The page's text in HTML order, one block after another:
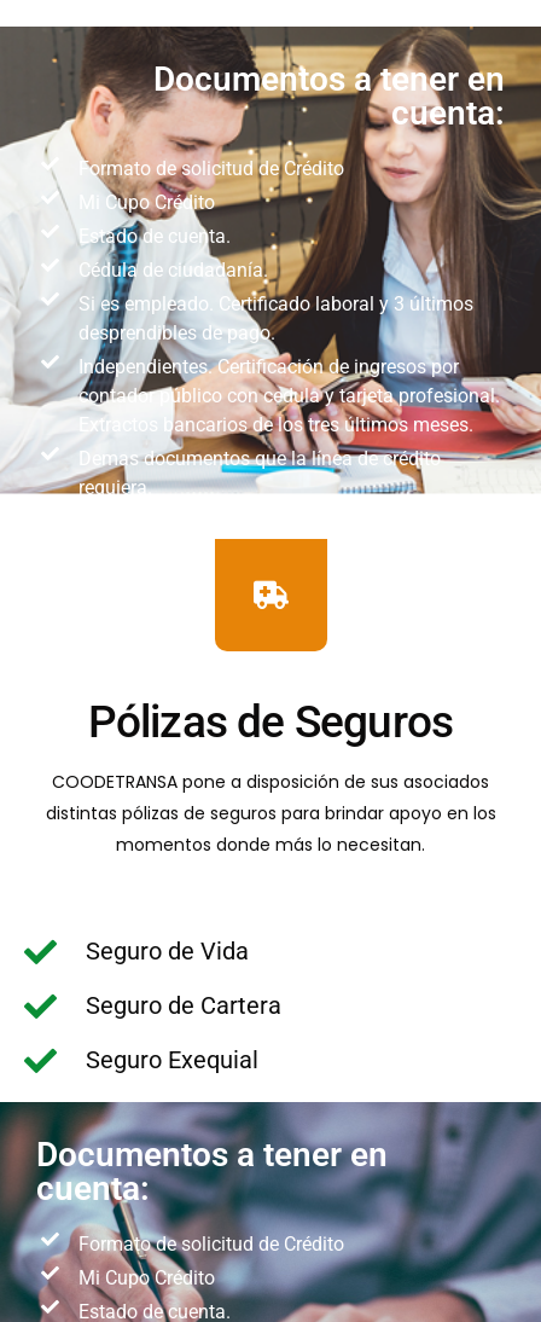
Documentos a tener en
cuenta:
Formato de solicitud de Crédito
Mi Cupo Crédito
Estado de cuenta.
Cédula de ciudadanía.
Si es empleado. Certificado laboral y 3 últimos
desprendibles de pago.
Independientes. Certificación de ingresos por
contador público con cedula y tarjeta profesional.
Extractos bancarios de los tres últimos meses.
Demas documentos que la línea de crédito
requiera.
Documentos a tener en
cuenta:
Formato de solicitud de Crédito
Mi Cupo Crédito
Estado de cuenta.
Pólizas de Seguros
COODETRANSA pone a disposición de sus asociados
distintas pólizas de seguros para brindar apoyo en los
momentos donde más lo necesitan.
Seguro de Vida
Seguro de Cartera
Seguro Exequial